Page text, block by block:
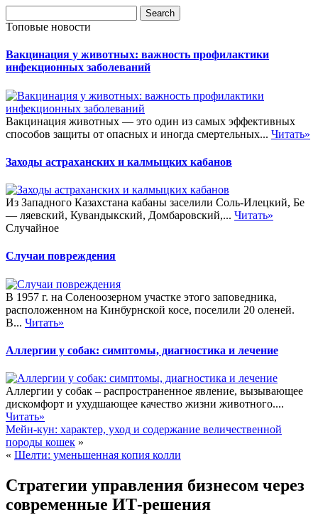
Топовые новости
Вакцинация у животных: важность профилактики
инфекционных заболеваний
Вакцинация животных — это один из самых эффективных
способов защиты от опасных и иногда смертельных... Читать»
Заходы астраханских и калмыцких кабанов
Из Западного Казахстана кабаны заселили Соль-Илецкий, Бе
— ляевский, Кувандыкский, Домбаровский,... Читать»
Случайное
Случаи повреждения
В 1957 г. на Соленоозерном участке этого заповедника,
расположенном на Кинбурнской косе, поселили 20 оленей.
В... Читать»
Аллергии у собак: симптомы, диагностика и лечение
Аллергии у собак – распространенное явление, вызывающее
дискомфорт и ухудшающее качество жизни животного....
Читать»
Мейн-кун: характер, уход и содержание величественной
породы кошек »
« Шелти: уменьшенная копия колли
Стратегии управления бизнесом через
современные ИТ-решения